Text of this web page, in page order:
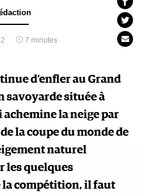
7 minutes
d’enfler au Grand
savoyarde située à
achemine la neige par
la coupe du monde de
naturel
les quelques
la compétition, il faut